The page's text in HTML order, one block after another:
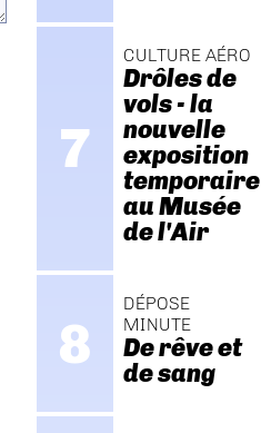
CULTURE AÉRO
Drôles de
vols - la
nouvelle
exposition
temporaire
au Musée
de l'Air
DÉPOSE
MINUTE
De rêve et
de sang